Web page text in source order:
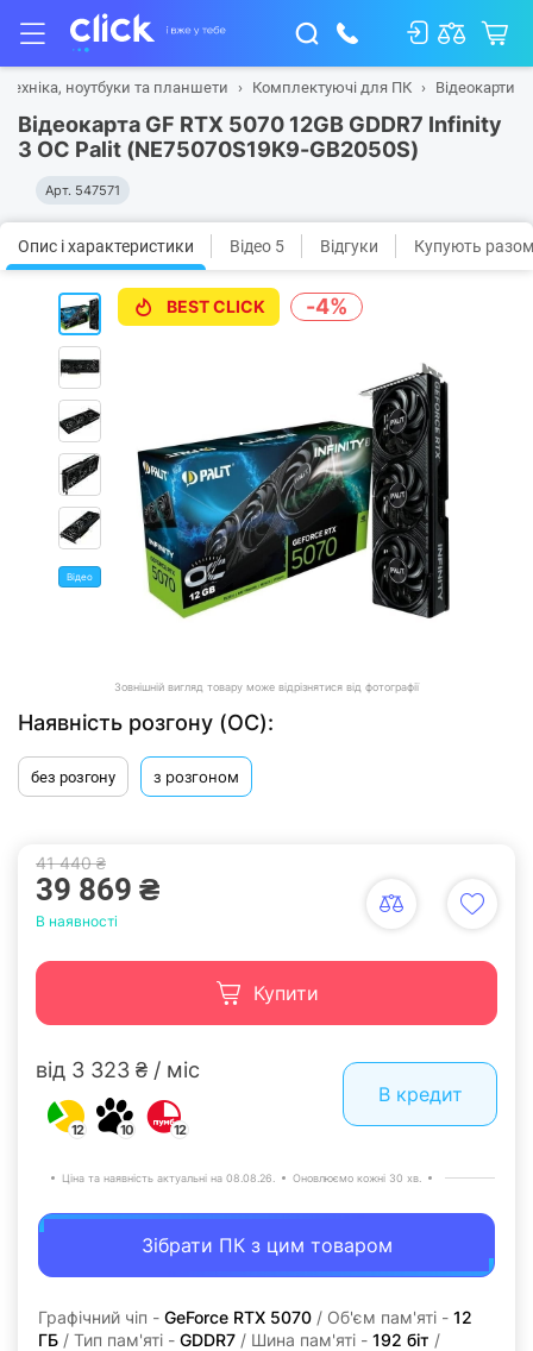
ноутбуки та планшети Комплектуючі для ПК Відеокарти
Відеокарта GF RTX 5070 12GB GDDR7 Infinity
3 OC Palit (NE75070S19K9-GB2050S)
Арт. 547571
Опис і характеристики Відео 5 Відгуки Купують разом
Відео
BEST CLICK -4%
Зовнішній вигляд товару може відрізнятися від фотографії
Наявність розгону (ОС):
без розгону з розгоном
41 440 ₴
39 869 ₴
В наявності
Купити
від 3 323 ₴ / міс
12 10 12
В кредит
Ціна та наявність актуальні на 08.08.26. Оновлюємо кожні 30 хв.
Зібрати ПК з цим товаром
Графічний чіп - GeForce RTX 5070 / Об'єм пам'яті - 12
ГБ / Тип пам'яті - GDDR7 / Шина пам'яті - 192 біт /